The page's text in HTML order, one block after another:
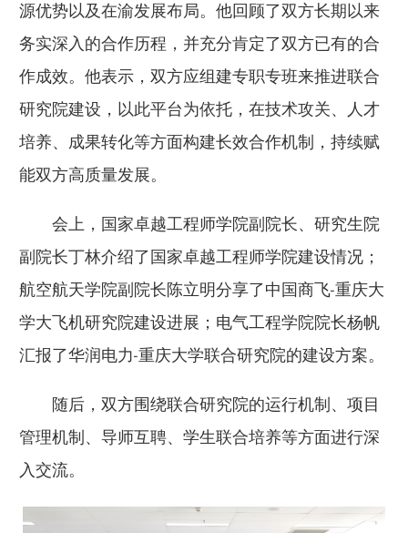
源优势以及在渝发展布局。他回顾了双方长期以来
务实深入的合作历程，并充分肯定了双方已有的合
作成效。他表示，双方应组建专职专班来推进联合
研究院建设，以此平台为依托，在技术攻关、人才
培养、成果转化等方面构建长效合作机制，持续赋
能双方高质量发展。
会上，国家卓越工程师学院副院长、研究生院
副院长丁林介绍了国家卓越工程师学院建设情况；
航空航天学院副院长陈立明分享了中国商飞-重庆大
学大飞机研究院建设进展；电气工程学院院长杨帆
汇报了华润电力-重庆大学联合研究院的建设方案。
随后，双方围绕联合研究院的运行机制、项目
管理机制、导师互聘、学生联合培养等方面进行深
入交流。